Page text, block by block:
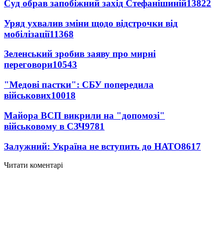
Суд обрав запобіжний захід Стефанішиній13822
Уряд ухвалив зміни щодо відстрочки від
мобілізації11368
Зеленський зробив заяву про мирні
переговори10543
"Медові пастки": СБУ попередила
військових10018
Майора ВСП викрили на "допомозі"
військовому в СЗЧ9781
Залужний: Україна не вступить до НАТО8617
Читати коментарі